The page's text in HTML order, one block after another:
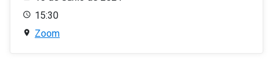
15:30
Zoom